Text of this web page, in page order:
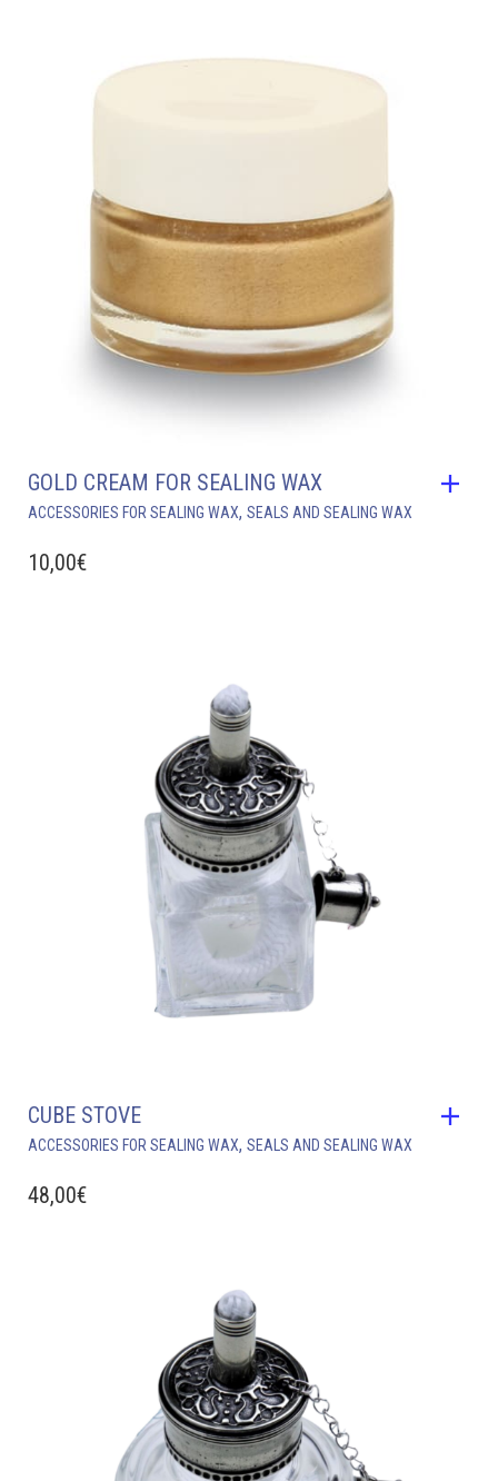
GOLD CREAM FOR SEALING WAX
ACCESSORIES FOR SEALING WAX, SEALS AND SEALING WAX
10,00€
CUBE STOVE
ACCESSORIES FOR SEALING WAX, SEALS AND SEALING WAX
48,00€